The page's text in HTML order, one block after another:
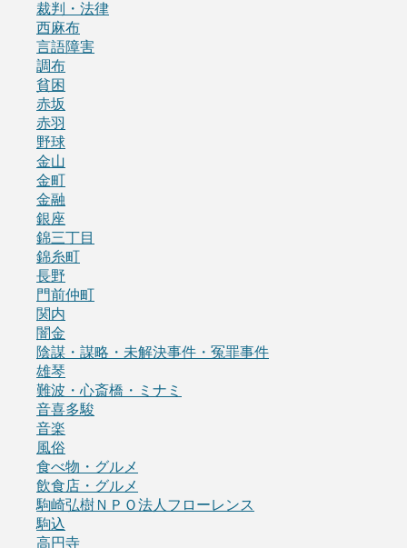
裁判・法律
西麻布
言語障害
調布
貧困
赤坂
赤羽
野球
金山
金町
金融
銀座
錦三丁目
錦糸町
長野
門前仲町
関内
闇金
陰謀・謀略・未解決事件・冤罪事件
雄琴
難波・心斎橋・ミナミ
音喜多駿
音楽
風俗
食べ物・グルメ
飲食店・グルメ
駒崎弘樹ＮＰＯ法人フローレンス
駒込
高円寺